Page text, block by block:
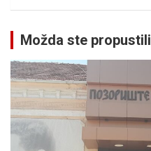
Možda ste propustili